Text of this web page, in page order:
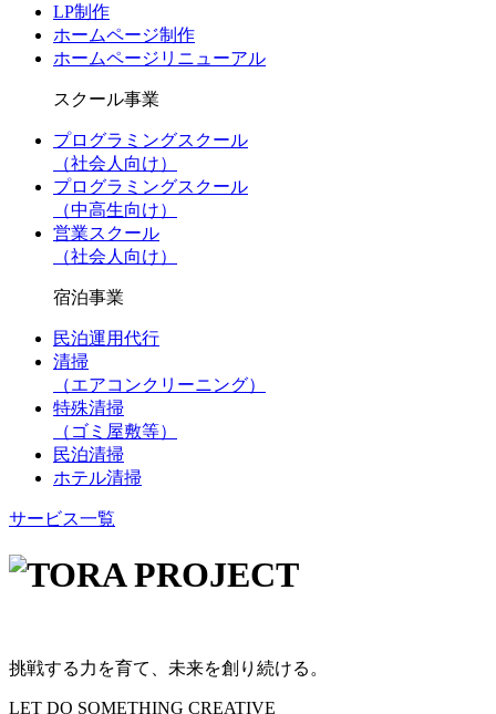
LP制作
ホームページ制作
ホームページリニューアル
スクール事業
プログラミングスクール
（社会人向け）
プログラミングスクール
（中高生向け）
営業スクール
（社会人向け）
宿泊事業
民泊運用代行
清掃
（エアコンクリーニング）
特殊清掃
（ゴミ屋敷等）
民泊清掃
ホテル清掃
サービス一覧
挑戦する力を育て、未来を創り続ける。
LET DO SOMETHING CREATIVE